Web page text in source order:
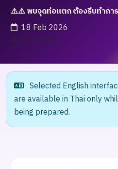
⚠️⚠️ พบจุดท่อแตก ต้องรีบทำก
18 Feb 2026
เข้าชม 14 ครั้ง
Selected English
are available in Thai only
being prepared.